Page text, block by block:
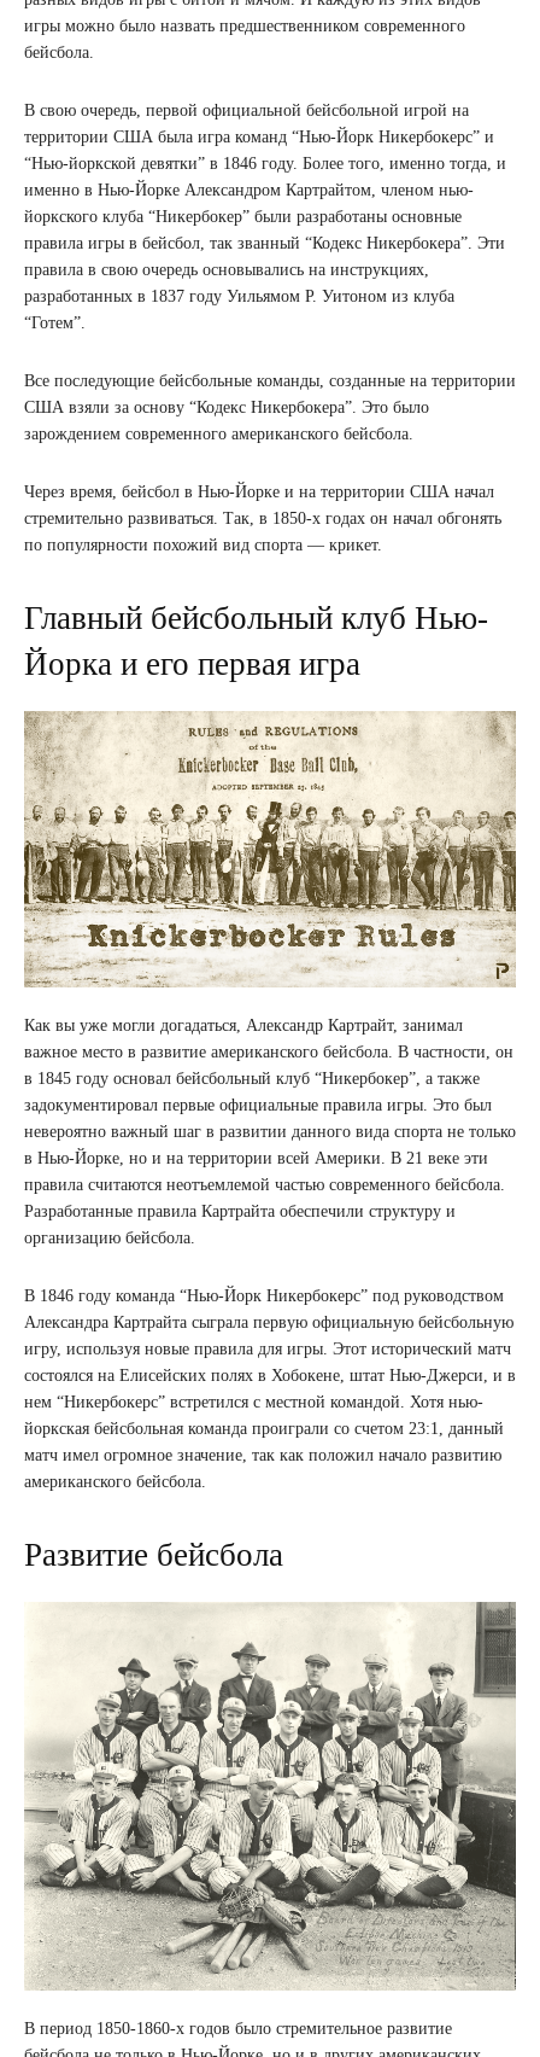
игры можно было назвать предшественником современного
бейсбола.
В свою очередь, первой официальной бейсбольной игрой на
территории США была игра команд “Нью-Йорк Никербокерс” и
“Нью-йоркской девятки” в 1846 году. Более того, именно тогда, и
именно в Нью-Йорке Александром Картрайтом, членом нью-
йоркского клуба “Никербокер” были разработаны основные
правила игры в бейсбол, так званный “Кодекс Никербокера”. Эти
правила в свою очередь основывались на инструкциях,
разработанных в 1837 году Уильямом Р. Уитоном из клуба
“Готем”.
Все последующие бейсбольные команды, созданные на территории
США взяли за основу “Кодекс Никербокера”. Это было
зарождением современного американского бейсбола.
Через время, бейсбол в Нью-Йорке и на территории США начал
стремительно развиваться. Так, в 1850-х годах он начал обгонять
по популярности похожий вид спорта — крикет.
Главный бейсбольный клуб Нью-
Йорка и его первая игра
Как вы уже могли догадаться, Александр Картрайт, занимал
важное место в развитие американского бейсбола. В частности, он
в 1845 году основал бейсбольный клуб “Никербокер”, а также
задокументировал первые официальные правила игры. Это был
невероятно важный шаг в развитии данного вида спорта не только
в Нью-Йорке, но и на территории всей Америки. В 21 веке эти
правила считаются неотъемлемой частью современного бейсбола.
Разработанные правила Картрайта обеспечили структуру и
организацию бейсбола.
В 1846 году команда “Нью-Йорк Никербокерс” под руководством
Александра Картрайта сыграла первую официальную бейсбольную
игру, используя новые правила для игры. Этот исторический матч
состоялся на Елисейских полях в Хобокене, штат Нью-Джерси, и в
нем “Никербокерс” встретился с местной командой. Хотя нью-
йоркская бейсбольная команда проиграли со счетом 23:1, данный
матч имел огромное значение, так как положил начало развитию
американского бейсбола.
Развитие бейсбола
В период 1850-1860-х годов было стремительное развитие